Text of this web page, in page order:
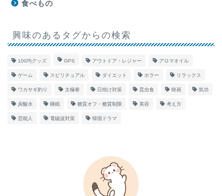
食べもの
興味のあるタグからの検索
100均グッズ GPS アウトドア・レジャー アロマオイル
ゲーム スピリチュアル ダイエット ホラー リラックス
ワカサギ釣り 太極拳 日焼け対策 昆虫食 映画 気功
炭酸水 睡眠 糖質オフ・糖質制限 美容 考え方
芸能人 電磁波対策 韓国ドラマ